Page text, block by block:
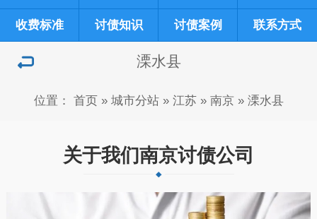
收费标准 讨债知识 讨债案例 联系方式
溧水县
位置： 首页 » 城市分站» 江苏» 南京 » 溧水县
关于我们南京讨债公司